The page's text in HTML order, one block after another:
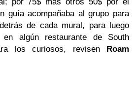
por 75$ más otros 50$ por el
guía acompañaba al grupo para
de cada mural, para luego
en algún restaurante de South
los curiosos, revisen
Roam